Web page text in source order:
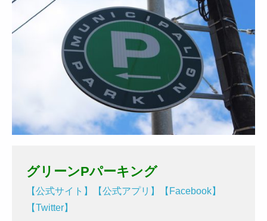
グリーンPパーキング
【公式サイト】 【公式アプリ】
【Facebook】
【Twitter】